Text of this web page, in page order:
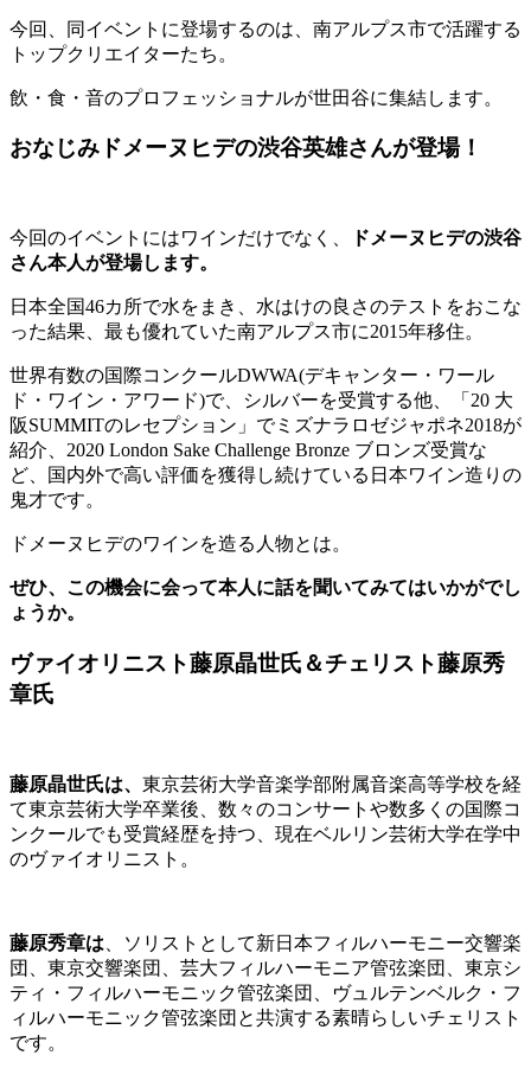
今回、同イベントに登場するのは、南アルプス市で活躍する
トップクリエイターたち。
飲・食・音のプロフェッショナルが世田谷に集結します。
おなじみドメーヌヒデの渋谷英雄さんが登場！
今回のイベントにはワインだけでなく、
ドメーヌヒデの渋谷
さん本人が登場します。
日本全国46カ所で水をまき、水はけの良さのテストをおこな
った結果、最も優れていた南アルプス市に2015年移住。
世界有数の国際コンクールDWWA(デキャンター・ワール
ド・ワイン・アワード)で、シルバーを受賞する他、「20 大
阪SUMMITのレセプション」でミズナラロゼジャポネ2018が
紹介、2020 London Sake Challenge Bronze ブロンズ受賞な
ど、国内外で高い評価を獲得し続けている日本ワイン造りの
鬼才です。
ドメーヌヒデのワインを造る人物とは。
ぜひ、この機会に会って本人に話を聞いてみてはいかがでし
ょうか。
ヴァイオリニスト藤原晶世氏＆チェリスト藤原秀
章氏
藤原晶世氏は、 東京芸術大学音楽学部附属音楽高等学校を経
て東京芸術大学卒業後、数々のコンサートや数多くの国際コ
ンクールでも受賞経歴を持つ、現在ベルリン芸術大学在学中
のヴァイオリニスト。
藤原秀章は 、ソリストとして新日本フィルハーモニー交響楽
団、東京交響楽団、芸大フィルハーモニア管弦楽団、東京シ
ティ・フィルハーモニック管弦楽団、ヴュルテンベルク・フ
ィルハーモニック管弦楽団と共演する素晴らしいチェリスト
です。